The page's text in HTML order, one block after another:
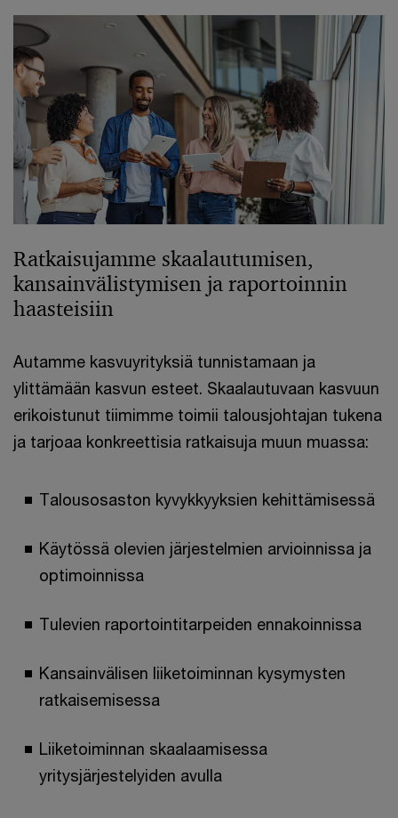
Ratkaisujamme skaalautumisen,
kansainvälistymisen ja raportoinnin
haasteisiin
Autamme kasvuyrityksiä tunnistamaan ja
ylittämään kasvun esteet. Skaalautuvaan kasvuun
erikoistunut tiimimme toimii talousjohtajan tukena
ja tarjoaa konkreettisia ratkaisuja muun muassa:
Talousosaston kyvykkyyksien kehittämisessä
Käytössä olevien järjestelmien arvioinnissa ja
optimoinnissa
Tulevien raportointitarpeiden ennakoinnissa
Kansainvälisen liiketoiminnan kysymysten
ratkaisemisessa
Liiketoiminnan skaalaamisessa
yritysjärjestelyiden avulla